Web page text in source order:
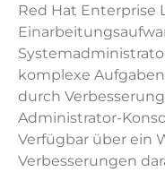
Red Hat Enterprise
komplexe
durch
Administrator-
Verfügbar über ein
Verbesserungen